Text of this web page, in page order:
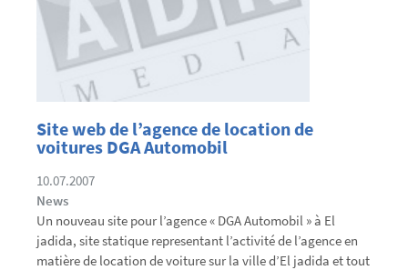
Site web de l’agence de location de
voitures DGA Automobil
10.07.2007
News
Un nouveau site pour l’agence « DGA Automobil » à El
jadida, site statique representant l’activité de l’agence en
matière de location de voiture sur la ville d’El jadida et tout